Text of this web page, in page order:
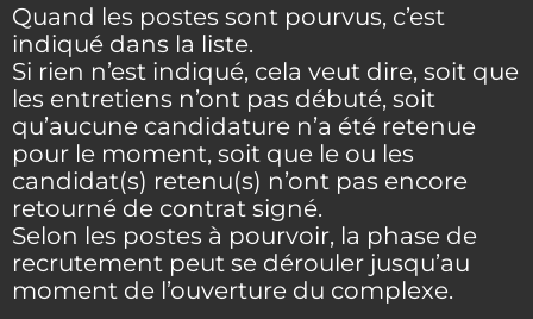
Quand les postes sont pourvus, c’est
indiqué dans la liste.
Si rien n’est indiqué, cela veut dire, soit que
les entretiens n’ont pas débuté, soit
qu’aucune candidature n’a été retenue
pour le moment, soit que le ou les
candidat(s) retenu(s) n’ont pas encore
retourné de contrat signé.
Selon les postes à pourvoir, la phase de
recrutement peut se dérouler jusqu’au
moment de l’ouverture du complexe.